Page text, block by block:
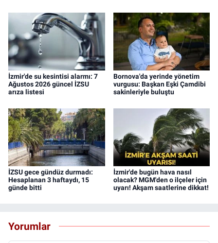
İzmir'de su kesintisi alarmı: 7
Ağustos 2026 güncel İZSU
arıza listesi
Bornova'da yerinde yönetim
vurgusu: Başkan Eşki Çamdibi
sakinleriyle buluştu
İZSU gece gündüz durmadı:
Hesaplanan 3 haftaydı, 15
günde bitti
İzmir'de bugün hava nasıl
olacak? MGM'den o ilçeler için
uyarı! Akşam saatlerine dikkat!
Yorumlar